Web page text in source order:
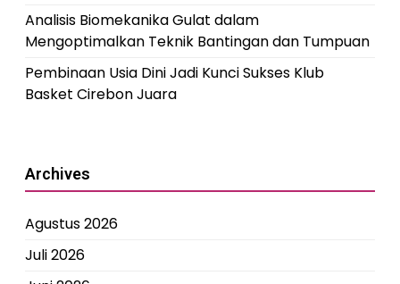
Analisis Biomekanika Gulat dalam
Mengoptimalkan Teknik Bantingan dan Tumpuan
Pembinaan Usia Dini Jadi Kunci Sukses Klub
Basket Cirebon Juara
Archives
Agustus 2026
Juli 2026